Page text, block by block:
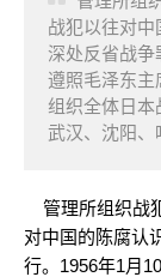
战犯以往对
深处反省战争
遵照毛泽东主
组织全体日本
武汉、沈阳、
管理所组织战
对中国的陈腐认
行。1956年1月